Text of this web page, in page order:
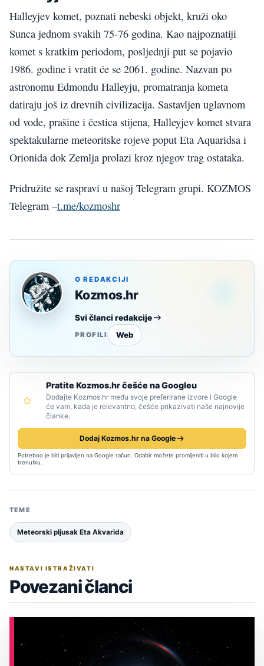
Halleyjev komet, poznati nebeski objekt, kruži oko
Sunca jednom svakih 75-76 godina. Kao najpoznatiji
komet s kratkim periodom, posljednji put se pojavio
1986. godine i vratit će se 2061. godine. Nazvan po
astronomu Edmondu Halleyju, promatranja kometa
datiraju još iz drevnih civilizacija. Sastavljen uglavnom
od vode, prašine i čestica stijena, Halleyjev komet stvara
spektakularne meteoritske rojeve poput Eta Aquaridsa i
Orionida dok Zemlja prolazi kroz njegov trag ostataka.
Pridružite se raspravi u našoj Telegram grupi. KOZMOS
Telegram –t.me/kozmoshr
O REDAKCIJI
Kozmos.hr
Svi članci redakcije
PROFILI Web
Pratite Kozmos.hr češće na Googleu
Dodajte Kozmos.hr među svoje preferirane izvore i Google
će vam, kada je relevantno, češće prikazivati naše najnovije
članke.
Dodaj Kozmos.hr na Google
Potrebno je biti prijavljen na Google račun. Odabir možete promijeniti u bilo kojem
trenutku.
TEME
Meteorski pljusak Eta Akvarida
NASTAVI ISTRAŽIVATI
Povezani članci